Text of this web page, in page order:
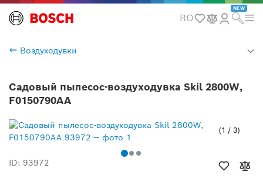
RO
NEW
Воздуходувки
Садовый пылесос-воздуходувка Skil 2800W,
F0150790AA
1 / 3
ID: 93972